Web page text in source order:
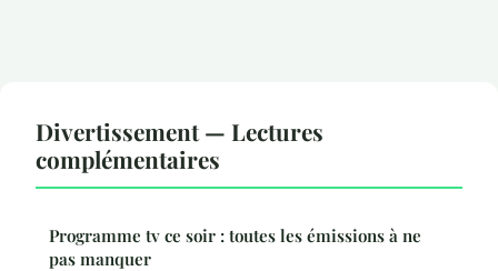
Divertissement — Lectures
complémentaires
Programme tv ce soir : toutes les émissions à ne
pas manquer